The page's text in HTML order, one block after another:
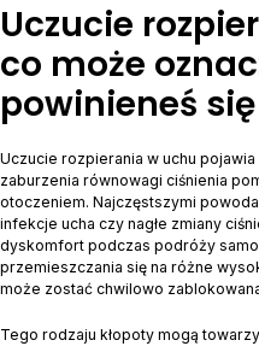
Uczucie
co może
powinieneś
Uczucie rozpierania w uchu
zaburzenia równowagi ciśnienia
otoczeniem. Najczęstszymi
infekcje ucha czy nagłe zmiany
dyskomfort podczas podróży
przemieszczania się na różne
może zostać chwilowo
Tego rodzaju kłopoty mogą